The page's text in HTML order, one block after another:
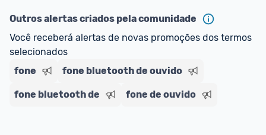
--> Para mais informações sobre os benefícios e
Entrega Expressa: A partir de 2 dias úteis.*
*Confira aqui
Outros alertas criados pela comunidade
Você receberá alertas de novas promoções dos termos
selecionados
fone
fone bluetooth de ouvido
fone bluetooth de fone de ouvido